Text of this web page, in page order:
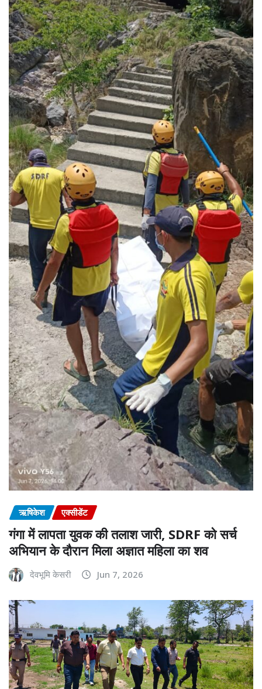
ऋषिकेश एक्सीडेंट
गंगा में लापता युवक की तलाश जारी, SDRF को सर्च
अभियान के दौरान मिला अज्ञात महिला का शव
देवभूमि केसरी Jun 7, 2026